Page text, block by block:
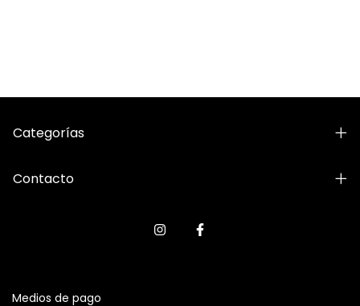
Categorías
Contacto
Medios de pago